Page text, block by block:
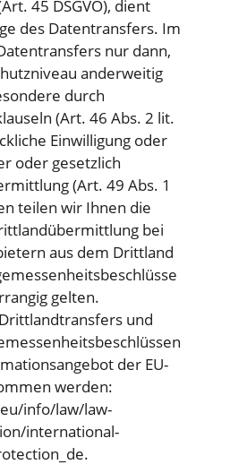
45 DSGVO), dient
des Datentransfers. Im
nur dann,
anderweitig
durch
(Art. 46 Abs. 2 lit.
Einwilligung oder
oder gesetzlich
(Art. 49 Abs. 1
teilen wir Ihnen die
bei
aus dem Drittland
gelten.
und
der EU-
werden:
info/law/law-
international-